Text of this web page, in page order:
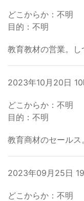
どこからか：不明
目的：不明
教育教材の営業。し
2023年10月20日 10
どこからか：不明
目的：不明
教育商材のセールス
2023年09月25日
どこからか：不明